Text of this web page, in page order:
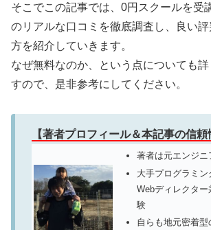
そこでこの記事では、0円スクールを受
のリアルな口コミを徹底調査し、良い
方を紹介していきます。
なぜ無料なのか、という点についても
すので、是非参考にしてください。
【著者プロフィール＆本記事の信頼
著者は元エンジニ
大手プログラミ
Webディレクタ
験
自らも地元密着